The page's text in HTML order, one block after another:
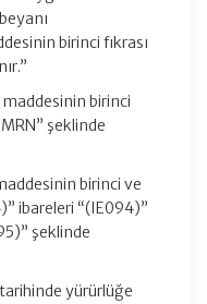
birinci fıkrası
birinci
şeklinde
birinci ve
ibareleri “(IE094)”
şeklinde
yürürlüğe